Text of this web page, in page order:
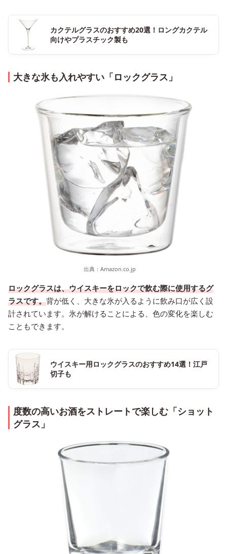
カクテルグラスのおすすめ20選！ロングカクテル
向けやプラスチック製も
大きな氷も入れやすい「ロックグラス」
出典： Amazon.co.jp
ロックグラスは、ウイスキーをロックで飲む際に使用するグ
ラスです。背が低く、大きな氷が入るように飲み口が広く設
計されています。氷が解けることによる、色の変化を楽しむ
こともできます。
ウイスキー用ロックグラスのおすすめ14選！江戸
切子も
度数の高いお酒をストレートで楽しむ「ショット
グラス」